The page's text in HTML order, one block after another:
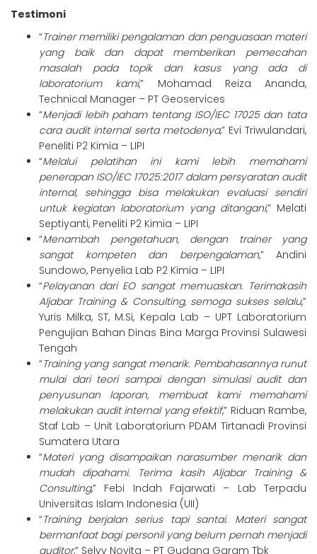
Testimoni
“Trainer memiliki pengalaman dan penguasaan materi
yang baik dan dapat memberikan pemecahan
masalah pada topik dan kasus yang ada di
laboratorium kami,” Mohamad Reiza Ananda,
Technical Manager – PT Geoservices
“Menjadi lebih paham tentang ISO/IEC 17025 dan tata
cara audit internal serta metodenya,” Evi Triwulandari,
Peneliti P2 Kimia – LIPI
“Melalui pelatihan ini kami lebih memahami
penerapan ISO/IEC 17025:2017 dalam persyaratan audit
internal, sehingga bisa melakukan evaluasi sendiri
untuk kegiatan laboratorium yang ditangani,” Melati
Septiyanti, Peneliti P2 Kimia – LIPI
“Menambah pengetahuan, dengan trainer yang
sangat kompeten dan berpengalaman,” Andini
Sundowo, Penyelia Lab P2 Kimia – LIPI
“Pelayanan dari EO sangat memuaskan. Terimakasih
Aljabar Training & Consulting, semoga sukses selalu,”
Yuris Milka, ST, M.Si, Kepala Lab – UPT Laboratorium
Pengujian Bahan Dinas Bina Marga Provinsi Sulawesi
Tengah
“Training yang sangat menarik. Pembahasannya runut
mulai dari teori sampai dengan simulasi audit dan
penyusunan laporan, membuat kami memahami
melakukan audit internal yang efektif,” Riduan Rambe,
Staf Lab – Unit Laboratorium PDAM Tirtanadi Provinsi
Sumatera Utara
“Materi yang disampaikan narasumber menarik dan
mudah dipahami. Terima kasih Aljabar Training &
Consulting,” Febi Indah Fajarwati – Lab Terpadu
Universitas Islam Indonesia (UII)
“Training berjalan serius tapi santai. Materi sangat
bermanfaat bagi personil yang belum pernah menjadi
auditor,” Selvy Novita – PT Gudang Garam Tbk